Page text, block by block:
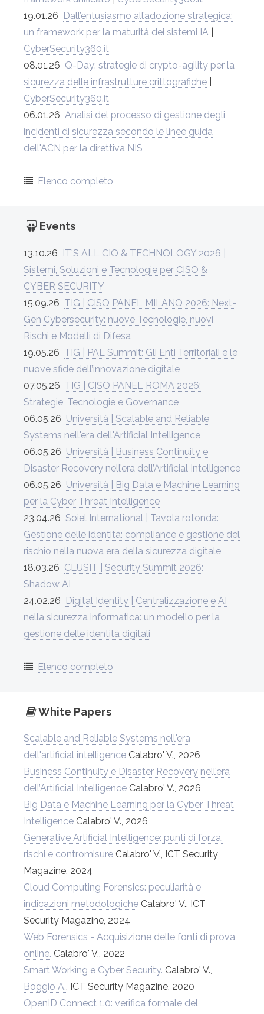
19.01.26
Dall’entusiasmo all’adozione strategica:
un framework per la maturità dei sistemi IA
CyberSecurity360.it
08.01.26 Q-Day: strategie di crypto-agility per la
sicurezza delle infrastrutture crittografiche
CyberSecurity360.it
06.01.26 Analisi del processo di gestione degli
incidenti di sicurezza secondo le linee guida
dell'ACN per la direttiva NIS
Elenco completo
Events
13.10.26 IT'S ALL CIO & TECHNOLOGY 2026 |
Sistemi, Soluzioni e Tecnologie per CISO &
CYBER SECURITY
15.09.26 TIG | CISO PANEL MILANO 2026: Next-
Gen Cybersecurity: nuove Tecnologie, nuovi
Rischi e Modelli di Difesa
19.05.26 TIG | PAL Summit: Gli Enti Territoriali e le
nuove sfide dell’innovazione digitale
07.05.26 TIG | CISO PANEL ROMA 2026:
Strategie, Tecnologie e Governance
06.05.26 Università | Scalable and Reliable
Systems nell'era dell'Artificial Intelligence
06.05.26 Università | Business Continuity e
Disaster Recovery nell’era dell’Artificial Intelligence
06.05.26 Università | Big Data e Machine Learning
per la Cyber Threat Intelligence
23.04.26 Soiel International | Tavola rotonda:
Gestione delle identità: compliance e gestione del
rischio nella nuova era della sicurezza digitale
18.03.26 CLUSIT | Security Summit 2026:
Shadow AI
24.02.26 Digital Identity | Centralizzazione e AI
nella sicurezza informatica: un modello per la
gestione delle identità digitali
Elenco completo
White Papers
Scalable and Reliable Systems nell'era
dell'artificial intelligence Calabro' V., 2026
Business Continuity e Disaster Recovery nell’era
dell’Artificial Intelligence Calabro' V., 2026
Big Data e Machine Learning per la Cyber Threat
Intelligence Calabro' V., 2026
Generative Artificial Intelligence: punti di forza,
rischi e contromisure Calabro' V., ICT Security
Magazine, 2024
Cloud Computing Forensics: peculiarità e
indicazioni metodologiche Calabro' V., ICT
Security Magazine, 2024
Web Forensics - Acquisizione delle fonti di prova
online. Calabro' V., 2022
Smart Working e Cyber Security. Calabro' V.,
Boggio A., ICT Security Magazine, 2020
OpenID Connect 1.0: verifica formale del